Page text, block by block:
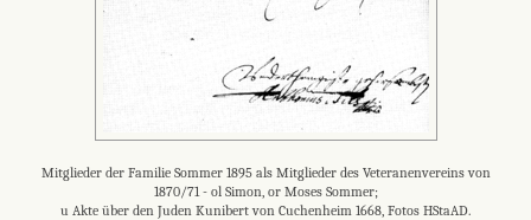
Mitglieder der Familie Sommer 1895 als Mitglieder des Veteranenvereins von
1870/71 - ol Simon, or Moses Sommer;
u Akte über den Juden Kunibert von Cuchenheim 1668, Fotos HStaAD.